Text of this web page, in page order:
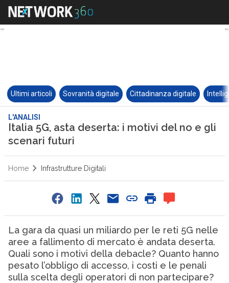
Ultimi articoli Sovranità digitale Cittadinanza digitale
L'ANALISI
Italia 5G, asta deserta: i motivi del no e gli
scenari futuri
Home Infrastrutture Digitali
La gara da quasi un miliardo per le reti 5G nelle
aree a fallimento di mercato è andata deserta.
Quali sono i motivi della debacle? Quanto hanno
pesato l’obbligo di accesso, i costi e le penali
sulla scelta degli operatori di non partecipare?